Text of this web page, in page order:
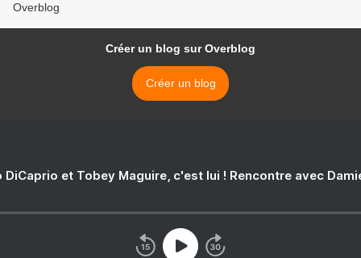
Overblog
Créer un blog sur Overblog
Créer un blog
DiCaprio et Tobey Maguire, c'est lui ! Rencontre avec